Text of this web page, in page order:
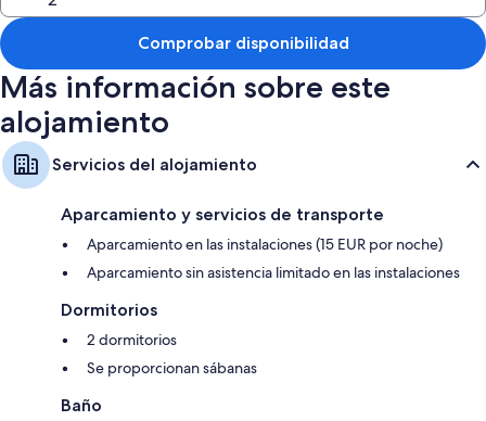
Comprobar disponibilidad
Más información sobre este
alojamiento
Servicios del alojamiento
Aparcamiento y servicios de transporte
Aparcamiento en las instalaciones (15 EUR por noche)
Aparcamiento sin asistencia limitado en las instalaciones
Dormitorios
2 dormitorios
Se proporcionan sábanas
Baño